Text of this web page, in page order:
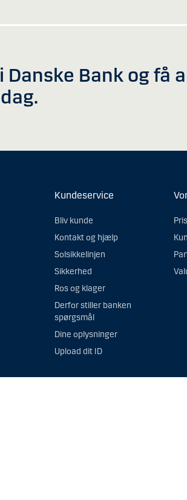
Danske Bank og få
Kundeservice
Bliv kunde
Kontakt og hjælp
Solsikkelinjen
Sikkerhed
Ros og klager
Derfor stiller banken
spørgsmål
Dine oplysninger
Upload dit ID